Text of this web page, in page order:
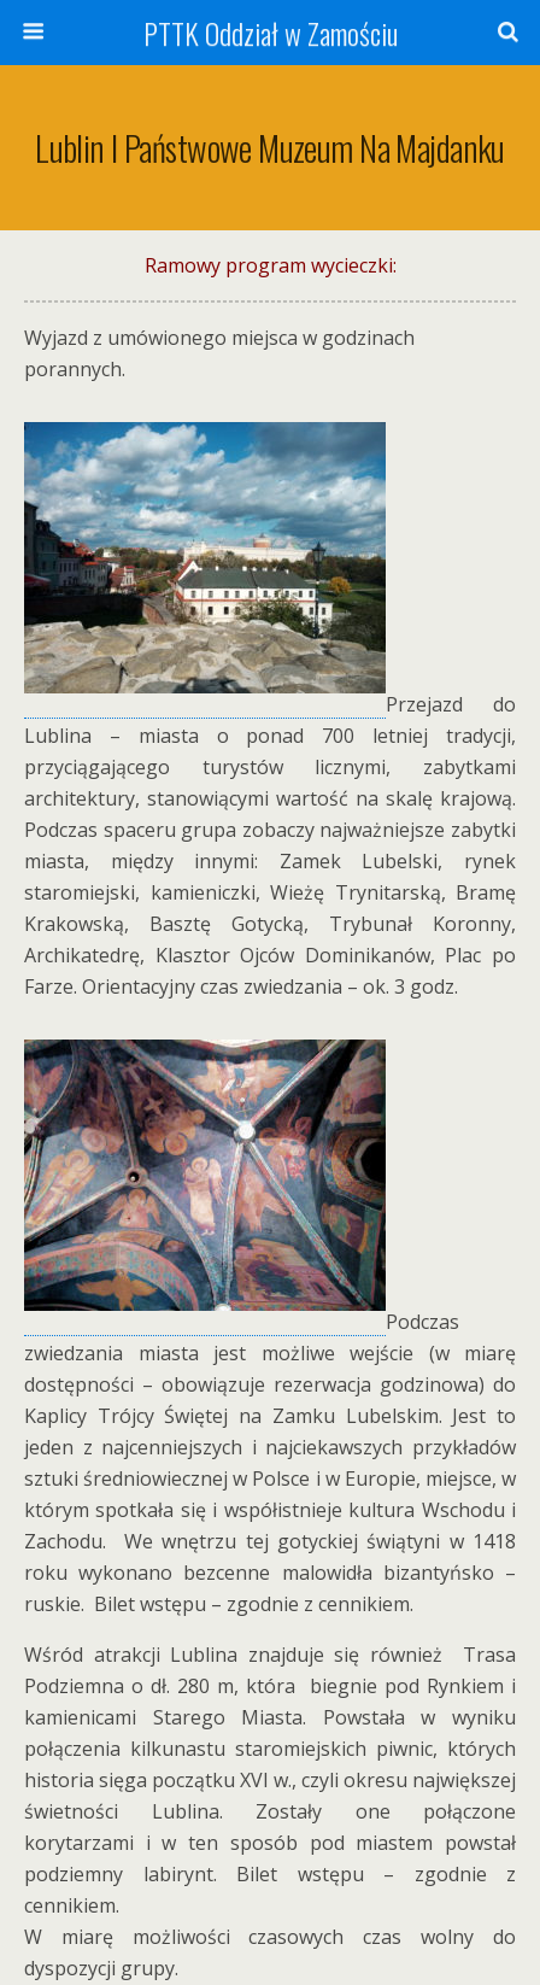
PTTK Oddział w Zamościu
Lublin I Państwowe Muzeum Na Majdanku
Ramowy program wycieczki:
Wyjazd z umówionego miejsca w godzinach
porannych.
Przejazd do
Lublina – miasta o ponad 700 letniej tradycji,
przyciągającego turystów licznymi, zabytkami
architektury, stanowiącymi wartość na skalę krajową.
Podczas spaceru grupa zobaczy najważniejsze zabytki
miasta, między innymi: Zamek Lubelski, rynek
staromiejski, kamieniczki, Wieżę Trynitarską, Bramę
Krakowską, Basztę Gotycką, Trybunał Koronny,
Archikatedrę, Klasztor Ojców Dominikanów, Plac po
Farze. Orientacyjny czas zwiedzania – ok. 3 godz.
Podczas
zwiedzania miasta jest możliwe wejście (w miarę
dostępności – obowiązuje rezerwacja godzinowa) do
Kaplicy Trójcy Świętej na Zamku Lubelskim. Jest to
jeden z najcenniejszych i najciekawszych przykładów
sztuki średniowiecznej w Polsce i w Europie, miejsce, w
którym spotkała się i współistnieje kultura Wschodu i
Zachodu. We wnętrzu tej gotyckiej świątyni w 1418
roku wykonano bezcenne malowidła bizantyńsko –
ruskie. Bilet wstępu – zgodnie z cennikiem.
Wśród atrakcji Lublina znajduje się również Trasa
Podziemna o dł. 280 m, która biegnie pod Rynkiem i
kamienicami Starego Miasta. Powstała w wyniku
połączenia kilkunastu staromiejskich piwnic, których
historia sięga początku XVI w., czyli okresu największej
świetności Lublina. Zostały one połączone
korytarzami i w ten sposób pod miastem powstał
podziemny labirynt. Bilet wstępu – zgodnie z
cennikiem.
W miarę możliwości czasowych czas wolny do
dyspozycji grupy.